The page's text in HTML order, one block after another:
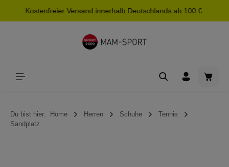
springen
Kostenfreier Versand innerhalb Deutschlands ab 100 €
Du bist hier: Home Herren Schuhe
Tennis
Sandplatz